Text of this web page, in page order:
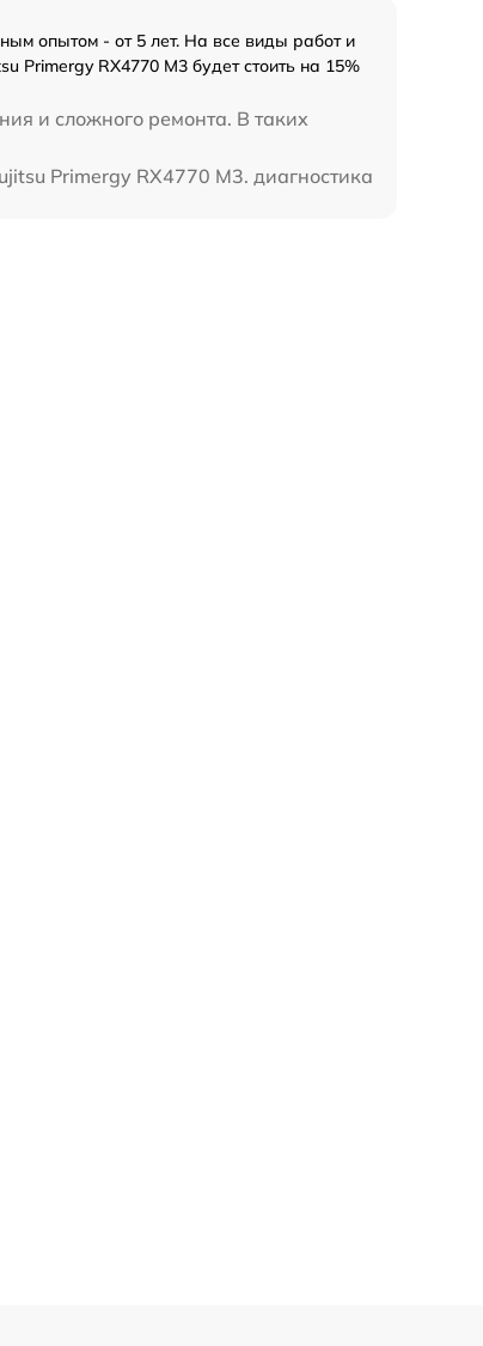
опытом - от 5 лет. На все виды работ и
Primergy RX4770 M3 будет стоить на 15%
и сложного ремонта. В таких
Primergy RX4770 M3. диагностика